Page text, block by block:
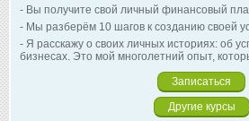
- Вы получите свой личный финансовый
- Мы разберём 10 шагов к созданию своей
- Я расскажу о своих личных историях: об
бизнесах. Это мой многолетний опыт,
Записаться
Другие курсы